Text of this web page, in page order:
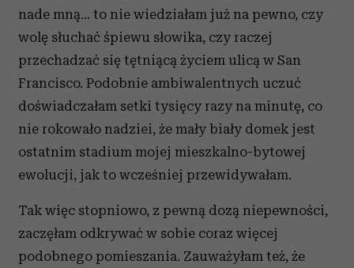
nade mną... to nie wiedziałam już na pewno, czy
wolę słuchać śpiewu słowika, czy raczej
przechadzać się tętniącą życiem ulicą w San
Francisco. Podobnie ambiwalentnych uczuć
doświadczałam setki tysięcy razy na minutę, co
nie rokowało nadziei, że mały biały domek jest
ostatnim stadium mojej mieszkalno-bytowej
ewolucji, jak to wcześniej przewidywałam.
Tak więc stopniowo, z pewną dozą niepewności,
zaczęłam odkrywać w sobie coraz więcej
podobnego pomieszania. Zauważyłam też, że